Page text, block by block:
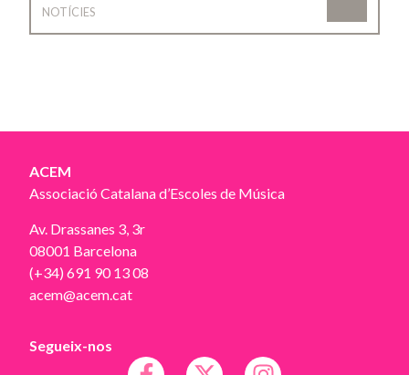
NOTÍCIES
ACEM
Associació Catalana d’Escoles de Música
Av. Drassanes 3, 3r
08001 Barcelona
(+34) 691 90 13 08
acem@acem.cat
Segueix-nos